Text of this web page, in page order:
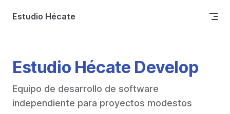
Skip to content
Estudio Hécate
Estudio Hécate Develop
Equipo de desarrollo de software
independiente para proyectos modestos